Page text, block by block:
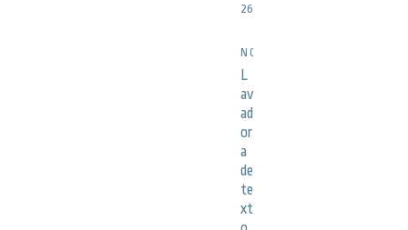
26
NOTICIAS
L
av
ad
or
a
de
te
xt